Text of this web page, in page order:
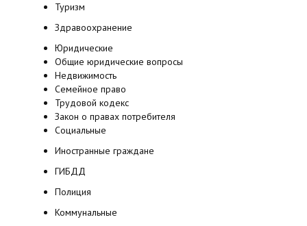
Туризм
Здравоохранение
Юридические
Общие юридические вопросы
Недвижимость
Семейное право
Трудовой кодекс
Закон о правах потребителя
Социальные
Иностранные граждане
ГИБДД
Полиция
Коммунальные